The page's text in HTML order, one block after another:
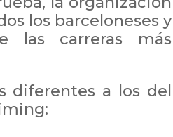
los barceloneses y
las carreras más
diferentes a los del